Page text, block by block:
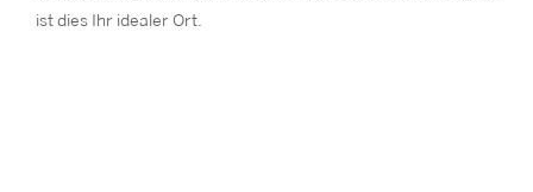
ist dies Ihr idealer Ort.